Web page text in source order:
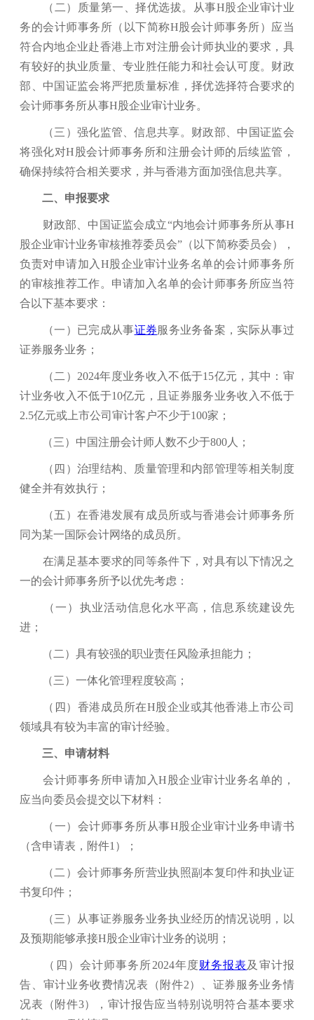
（二）质量第一、择优选拔。从事H股企业审计业
务的会计师事务所（以下简称H股会计师事务所）应当
符合内地企业赴香港上市对注册会计师执业的要求，具
有较好的执业质量、专业胜任能力和社会认可度。财政
部、中国证监会将严把质量标准，择优选择符合要求的
会计师事务所从事H股企业审计业务。
（三）强化监管、信息共享。财政部、中国证监会
将强化对H股会计师事务所和注册会计师的后续监管，
确保持续符合相关要求，并与香港方面加强信息共享。
二、申报要求
财政部、中国证监会成立“内地会计师事务所从事H
股企业审计业务审核推荐委员会”（以下简称委员会），
负责对申请加入H股企业审计业务名单的会计师事务所
的审核推荐工作。申请加入名单的会计师事务所应当符
合以下基本要求：
（一）已完成从事证券服务业务备案，实际从事过
证券服务业务；
（二）2024年度业务收入不低于15亿元，其中：审
计业务收入不低于10亿元，且证券服务业务收入不低于
2.5亿元或上市公司审计客户不少于100家；
（三）中国注册会计师人数不少于800人；
（四）治理结构、质量管理和内部管理等相关制度
健全并有效执行；
（五）在香港发展有成员所或与香港会计师事务所
同为某一国际会计网络的成员所。
在满足基本要求的同等条件下，对具有以下情况之
一的会计师事务所予以优先考虑：
（一）执业活动信息化水平高，信息系统建设先
进 ；
（二）具有较强的职业责任风险承担能力 ；
（三）一体化管理程度较高 ；
（四）香港成员所在H股企业或其他香港上市公司
领域具有较为丰富的审计经验。
三、申请材料
会计师事务所申请加入H股企业审计业务名单的，
应当向委员会提交以下材料：
（一）会计师事务所从事H股企业审计业务申请书
（含申请表，附件1）
；
（二）会计师事务所营业执照副本复印件和执业证
书复印件 ；
（三）从事证券服务业务执业经历的情况说明，以
及预期能够承接H股企业审计业务的说明 ；
（四）会计师事务所2024年度财务报表 及审计报
告、审计业务收费情况表（附件2）、证券服务业务情
况表（附件3），审计报告应当特别说明符合基本要求